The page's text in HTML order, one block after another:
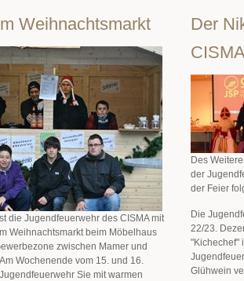
Weihnachtsmarkt
die Jugendfeuerwehr des CISMA mit
Weihnachtsmarkt beim Möbelhaus
zwischen Mamer und
Wochenende vom 15. und 16.
Sie mit warmen
Der
Des
der
der Feier
Die
22/23.
"Kichechef"
Glühwein